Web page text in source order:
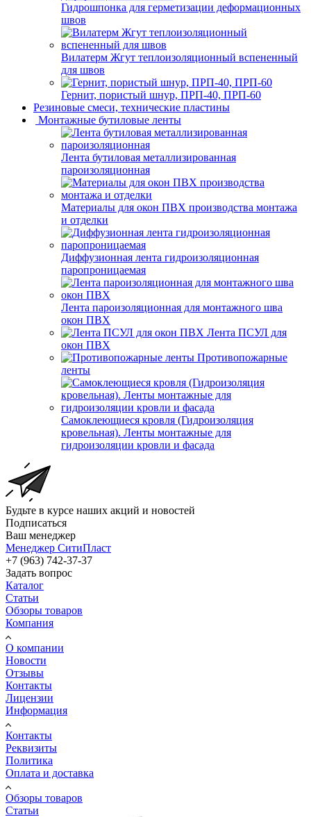
Гидрошпонка для герметизации деформационных
швов
Вилатерм Жгут теплоизоляционный вспененный
для швов
Гернит, пористый шнур, ПРП-40, ПРП-60
Резиновые смеси, технические пластины
Монтажные бутиловые ленты
Лента бутиловая металлизированная
пароизоляционная
Материалы для окон ПВХ производства монтажа
и отделки
Диффузионная лента гидроизоляционная
паропроницаемая
Лента пароизоляционная для монтажного шва
окон ПВХ
Лента ПСУЛ для
окон ПВХ
Противопожарные
ленты
Самоклеющиеся кровля (Гидроизоляция
кровельная). Ленты монтажные для
гидроизоляции кровли и фасада
Будьте в курсе наших акций и новостей
Подписаться
Ваш менеджер
Менеджер СитиПласт
+7 (963) 742-37-37
Задать вопрос
Каталог
Статьи
Обзоры товаров
Компания
О компании
Новости
Отзывы
Контакты
Лицензии
Информация
Контакты
Реквизиты
Политика
Оплата и доставка
Обзоры товаров
Статьи